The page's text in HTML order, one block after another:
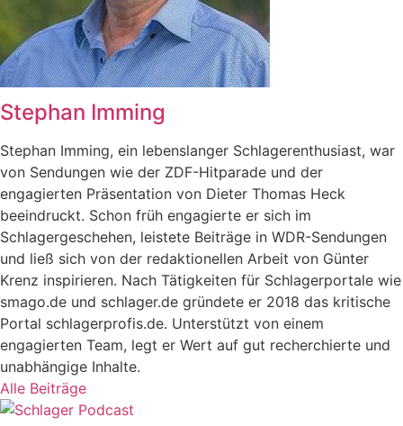
Stephan Imming
Stephan Imming, ein lebenslanger Schlagerenthusiast, war
von Sendungen wie der ZDF-Hitparade und der
engagierten Präsentation von Dieter Thomas Heck
beeindruckt. Schon früh engagierte er sich im
Schlagergeschehen, leistete Beiträge in WDR-Sendungen
und ließ sich von der redaktionellen Arbeit von Günter
Krenz inspirieren. Nach Tätigkeiten für Schlagerportale wie
smago.de und schlager.de gründete er 2018 das kritische
Portal schlagerprofis.de. Unterstützt von einem
engagierten Team, legt er Wert auf gut recherchierte und
unabhängige Inhalte.
Alle Beiträge